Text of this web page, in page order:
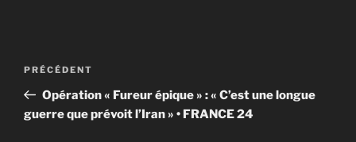
Navigation
l’article
Article
précédent
PRÉCÉDENT
Opération « Fureur épique » : « C’est une longue
guerre que prévoit l’Iran » • FRANCE 24